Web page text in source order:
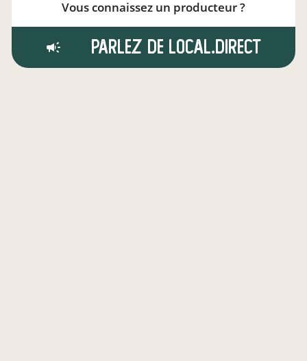
Vous connaissez un producteur ?
Parlez de local.direct